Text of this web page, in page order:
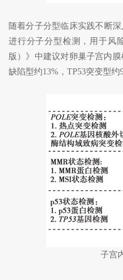
随着分子分型临床实践不断
进行分子分型检测，用于风
版）》中建议对卵巢子宫内
缺陷型约13%，TP53突变型
子宫